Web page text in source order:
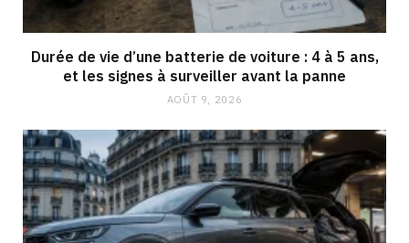
Durée de vie d’une batterie de voiture : 4 à 5 ans,
et les signes à surveiller avant la panne
AOÛT 9, 2026